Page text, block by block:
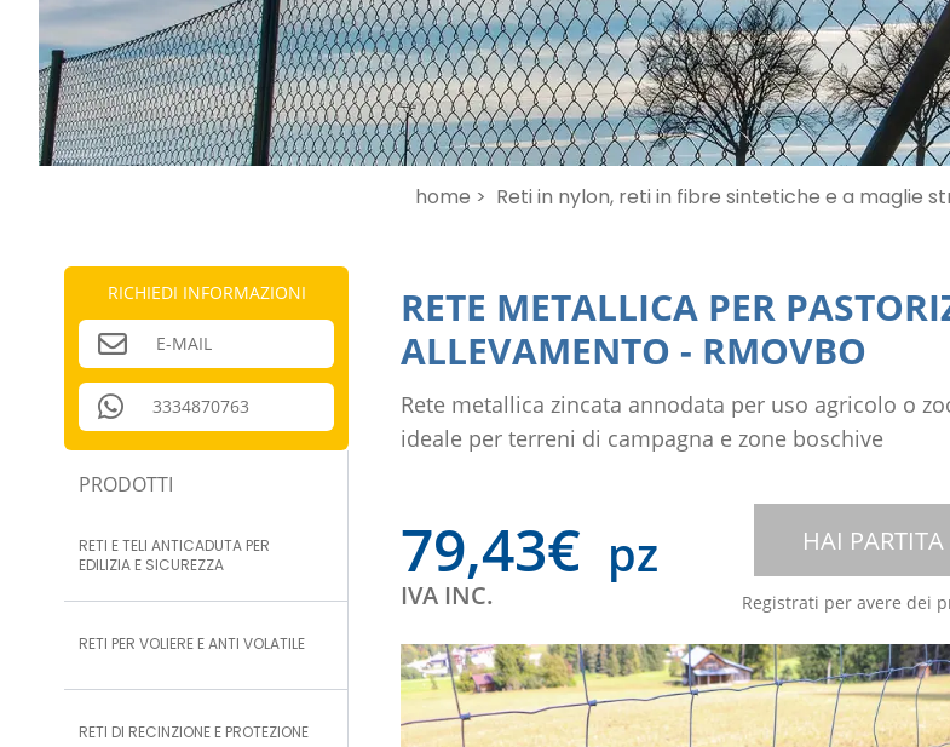
RICHIEDI INFORMAZIONI
E-MAIL
3334870763
PRODOTTI
RETI E TELI ANTICADUTA PER
EDILIZIA E SICUREZZA
RETI PER VOLIERE E ANTI VOLATILE
RETI DI RECINZIONE E PROTEZIONE
home > Reti in nylon, reti in fibre sintetiche e a maglie
RETE METALLICA PER
ALLEVAMENTO - RMOVBO
Rete metallica zincata annodata per uso agricolo o
ideale per terreni di campagna e zone boschive
79,43€ pz
IVA INC.
HAI PARTITA
Registrati per avere dei